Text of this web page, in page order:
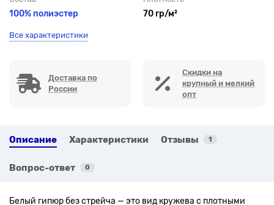
100% полиэстер 70 гр/м²
Все характеристики
Доставка по
России
Скидки на
крупный и мелкий
опт
Описание Характеристики Отзывы 1
Вопрос-ответ 0
Белый гипюр без стрейча — это вид кружева с плотными